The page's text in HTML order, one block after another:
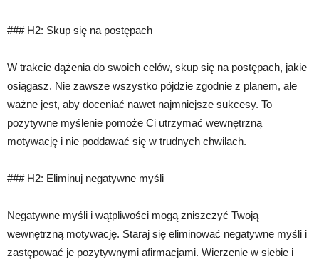
### H2: Skup się na postępach
W trakcie dążenia do swoich celów, skup się na postępach, jakie
osiągasz. Nie zawsze wszystko pójdzie zgodnie z planem, ale
ważne jest, aby doceniać nawet najmniejsze sukcesy. To
pozytywne myślenie pomoże Ci utrzymać wewnętrzną
motywację i nie poddawać się w trudnych chwilach.
### H2: Eliminuj negatywne myśli
Negatywne myśli i wątpliwości mogą zniszczyć Twoją
wewnętrzną motywację. Staraj się eliminować negatywne myśli i
zastępować je pozytywnymi afirmacjami. Wierzenie w siebie i